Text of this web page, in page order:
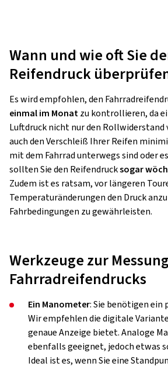
Wann und wie oft Sie
Reifendruck
Es wird empfohlen, den
einmal im Monatzu kontrollieren, da
Luftdruck nicht nur den
auch den Verschleiß Ihrer Reifen
mit dem Fahrrad unterwegs sind oder
sollten Sie den Reifendrucksogar
Zudem ist es ratsam, vor längeren
Temperaturänderungen den Druck
Fahrbedingungen zu gewährleisten.
Werkzeuge zur
Fahrradreifendrucks
Ein Manometer: Sie benötigen ein
Wir empfehlen die digitale
genaue Anzeige bietet. Analoge
ebenfalls geeignet, jedoch etwas
Ideal ist es, wenn Sie eine